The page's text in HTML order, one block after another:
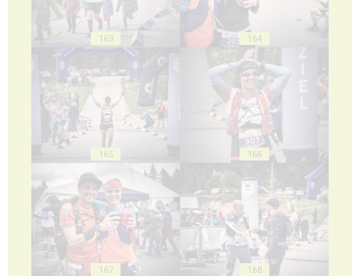
163 164
165 166
167 168